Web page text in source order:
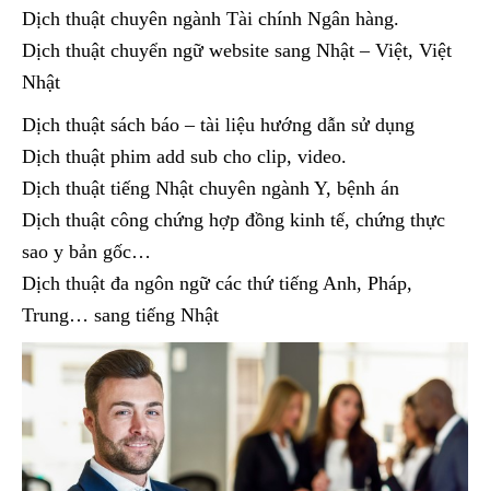
Dịch thuật chuyên ngành Tài chính Ngân hàng.
Dịch thuật chuyển ngữ website sang Nhật – Việt, Việt
Nhật
Dịch thuật sách báo – tài liệu hướng dẫn sử dụng
Dịch thuật phim add sub cho clip, video.
Dịch thuật tiếng Nhật chuyên ngành Y, bệnh án
Dịch thuật công chứng hợp đồng kinh tế, chứng thực
sao y bản gốc…
Dịch thuật đa ngôn ngữ các thứ tiếng Anh, Pháp,
Trung… sang tiếng Nhật